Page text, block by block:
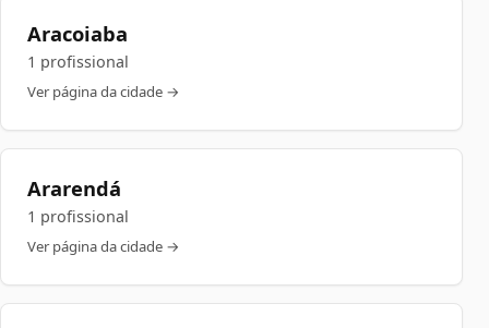
Aracoiaba
1 profissional
Ver página da cidade →
Ararendá
1 profissional
Ver página da cidade →